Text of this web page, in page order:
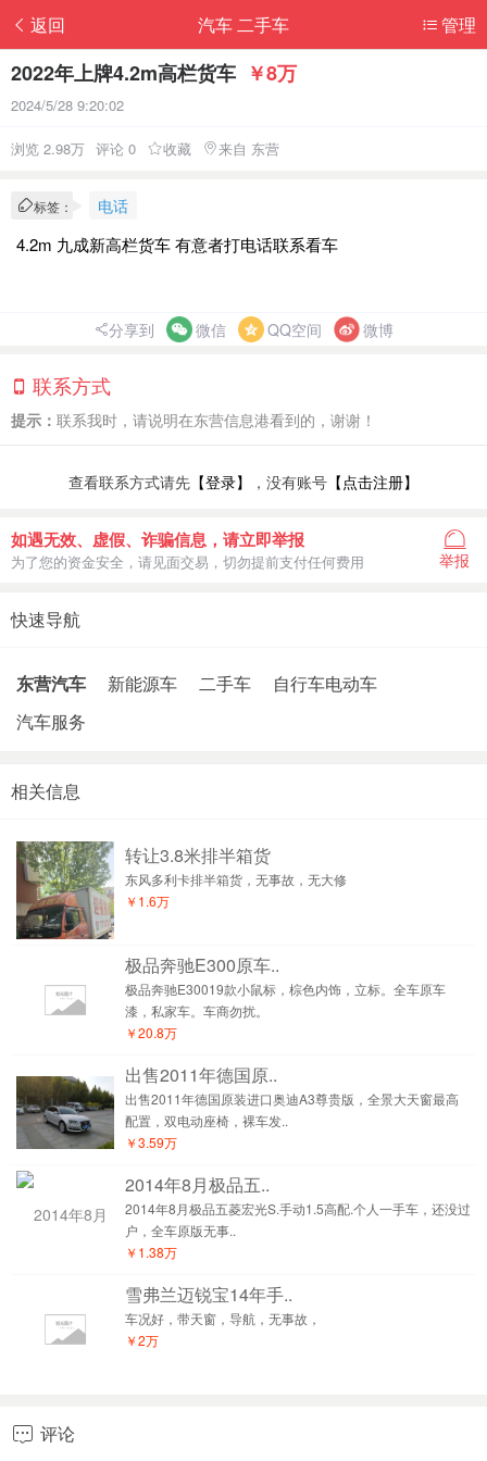
返回 管理
汽车 二手车
2022年上牌4.2m高栏货车 ￥8万
2024/5/28 9:20:02
浏览 2.98万 评论 0 收藏 来自 东营
标签： 电话
4.2m 九成新高栏货车 有意者打电话联系看车
分享到 微信 QQ空间 微博
联系方式
提示： 联系我时，请说明在东营信息港看到的，谢谢！
查看联系方式请先 【登录】 ，没有账号 【点击注册】
如遇无效、虚假、诈骗信息，请立即举报
为了您的资金安全，请见面交易，切勿提前支付任何费用 举报
快速导航
东营汽车 新能源车 二手车
自行车电动车
汽车服务
相关信息
转让3.8米排半箱货
东风多利卡排半箱货，无事故，无大修
￥1.6万
极品奔驰E300原车..
极品奔驰E30019款小鼠标，棕色内饰，立标。全车原车
漆，私家车。车商勿扰。
￥20.8万
出售2011年德国原..
出售2011年德国原装进口奥迪A3尊贵版，全景大天窗最高
配置，双电动座椅，裸车发..
￥3.59万
2014年8月极品五..
2014年8月极品五菱宏光S.手动1.5高配.个人一手车，还没过
户，全车原版无事..
￥1.38万
雪弗兰迈锐宝14年手..
车况好，带天窗，导航，无事故，
￥2万
 评论